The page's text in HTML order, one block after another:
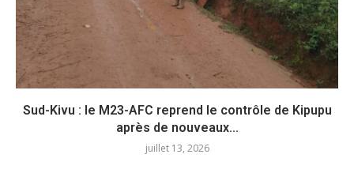
Sud-Kivu : le M23-AFC reprend le contrôle de Kipupu
après de nouveaux...
juillet 13, 2026